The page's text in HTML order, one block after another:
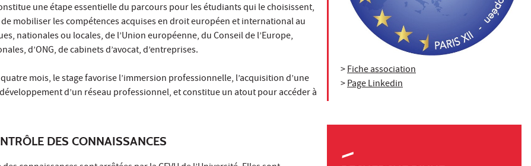
une étape essentielle du parcours pour les étudiants qui le choisissent,
mobiliser les compétences acquises en droit européen et international au
nationales ou locales, de l’Union européenne, du Conseil de l’Europe,
d’ONG, de cabinets d’avocat, d’entreprises.
mois, le stage favorise l’immersion professionnelle, l’acquisition d’une
d’un réseau professionnel, et constitue un atout pour accéder à
DES CONNAISSANCES
>Fiche association
>Page Linkedin